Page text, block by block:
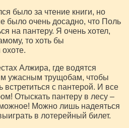
было за чтение книги, но
было очень досадно, что Поль
на пантеру. Я очень хотел,
то хоть бы
охоте.
Алжира, где водятся
ужасным трущобам, чтобы
встретиться с пантерой. И все
Отыскать пантеру в лесу –
Можно лишь надеяться
в лотерейный билет.